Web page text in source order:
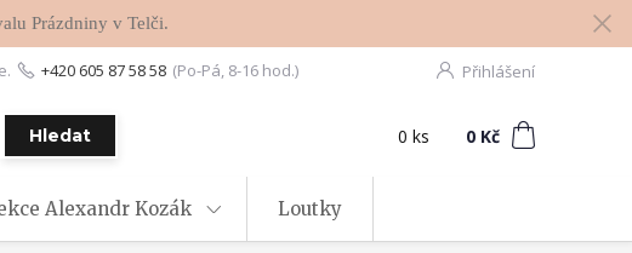
Prázdniny v Telči.
Přihlášení
Hledat
+420 605 87 58 58 (Po-Pá, 8-16 hod.)
0 ks 0 Kč
Alexandr Kozák Loutky